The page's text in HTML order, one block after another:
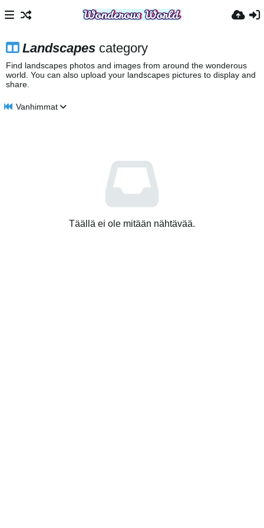
Landscapes category
Find landscapes photos and images from around the wonderous
world. You can also upload your landscapes pictures to display and
share.
Vanhimmat
Täällä ei ole mitään nähtävää.